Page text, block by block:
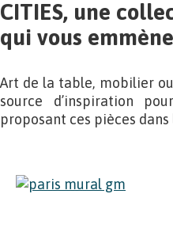
CITIES, une
qui vous
Art de la table, mobilier
source d’inspiration
proposant ces pièces